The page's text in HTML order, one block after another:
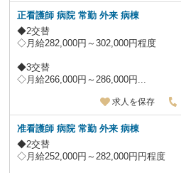
正看護師 病院 常勤 外来 病棟
◆2交替
◇月給282,000円～302,000円程度
◆3交替
◇月給266,000円～286,000円...
求人を保存
准看護師 病院 常勤 外来 病棟
◆2交替
◇月給252,000円～282,000円円程度